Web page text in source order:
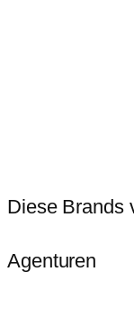
Diese Brands
Agenturen